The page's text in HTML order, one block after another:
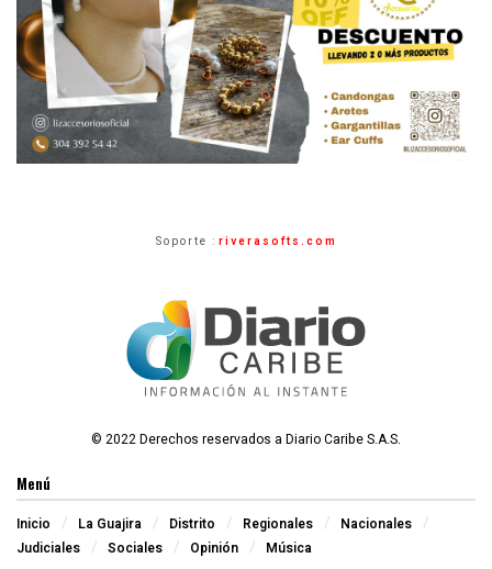
Soporte : riverasofts.com
© 2022 Derechos reservados a Diario Caribe S.A.S.
Menú
Inicio La Guajira Distrito Regionales
Nacionales
Judiciales
Sociales Opinión Música